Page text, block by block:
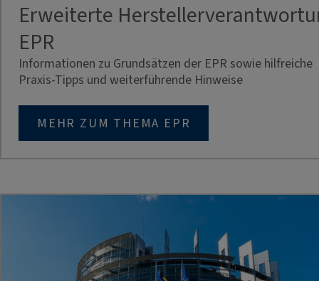
Erweiterte
EPR
Informationen zu Grundsätzen der EPR sowie hilfreiche
Praxis-Tipps und weiterführende Hinweise
MEHR ZUM THEMA EPR